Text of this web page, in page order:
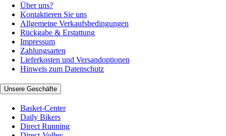
Über uns?
Kontaktieren Sie uns
Allgemeine Verkaufsbedingungen
Rückgabe & Erstattung
Impressum
Zahlungsarten
Lieferkosten und Versandoptionen
Hinweis zum Datenschutz
Unsere Geschäfte
Basket-Center
Daily Bikers
Direct Running